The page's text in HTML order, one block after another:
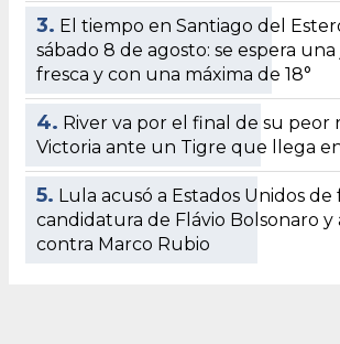
3. El tiempo en Santiago del
sábado 8 de agosto: se espera
fresca y con una máxima de 18°
4. River va por el final de su peor
Victoria ante un Tigre que llega
5. Lula acusó a Estados Unidos
candidatura de Flávio Bolsonaro
contra Marco Rubio